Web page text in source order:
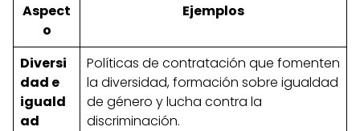
Aspect
o
Ejemplos
Diversi
dad e
iguald
ad
Políticas de contratación que fomenten
la diversidad, formación sobre igualdad
de género y lucha contra la
discriminación.